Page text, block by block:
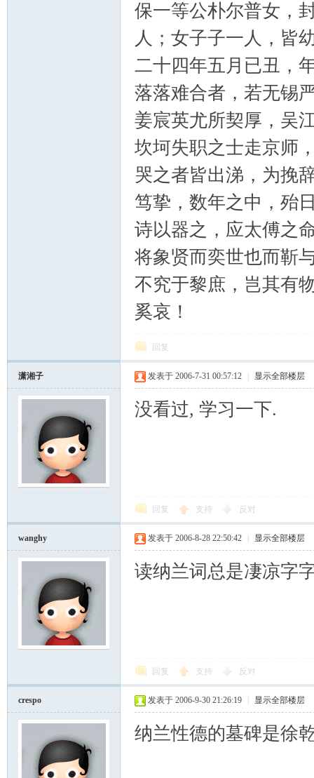
保一等公朴尔普女，
人；女子子一人，皆
二十四年五月已丑，
落落难合者，若无锡
姜宸英尤所契厚，吴
坎坷失职之士走京师
哭之者皆出涕，为挽
笃挚，数年之中，殆
诗以器之，应太傅之
将象贤而奕世也而靳
不究于黎庶，岂其有
奚哀！
回复
潇湘子 发表于 2006-7-31 00:57:12 显示全部楼层
没看过, 学习一下.
回复 支持 反对
wanghy 发表于 2006-8-28 22:50:42 显示全部楼层
读纳兰词总是凄凉
回复 支持 反对
crespo 发表于 2006-9-30 21:26:19 显示全部楼层
纳兰性德的墓碑是徐